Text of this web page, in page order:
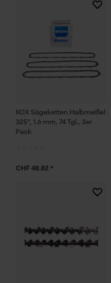
KOX Sägeketten Halbmeißel
325", 1.6 mm, 74 Tgl., 3er
Pack
CHF 48.82 *